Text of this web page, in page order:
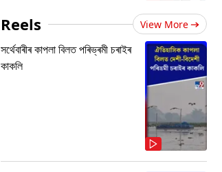
Reels View More
সৰ্থেবাৰীৰ কাপলা বিলত পৰিভ্ৰমী চৰাইৰ
কাকলি